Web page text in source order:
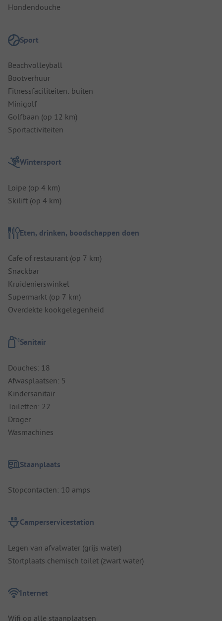
Hondendouche
Sport
Beachvolleyball
Bootverhuur
Fitnessfaciliteiten: buiten
Minigolf
Golfbaan (op 12 km)
Sportactiviteiten
Wintersport
Loipe (op 4 km)
Skilift (op 4 km)
Eten, drinken, boodschappen doen
Cafe of restaurant (op 7 km)
Snackbar
Kruidenierswinkel
Supermarkt (op 7 km)
Overdekte kookgelegenheid
Sanitair
Douches: 18
Afwasplaatsen: 5
Kindersanitair
Toiletten: 22
Droger
Wasmachines
Staanplaats
Stopcontacten: 10 amps
Camperservicestation
Legen van afvalwater (grijs water)
Stortplaats chemisch toilet (zwart water)
Internet
Wifi op alle staanplaatsen